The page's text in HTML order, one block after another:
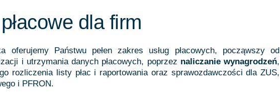
dla firm
oferujemy Państwu pełen zakres usług płacowych, począwszy od
i utrzymania danych płacowych, poprzez naliczanie wynagrodzeń,
rozliczenia listy płac i raportowania oraz sprawozdawczości dla ZUS,
i PFRON.